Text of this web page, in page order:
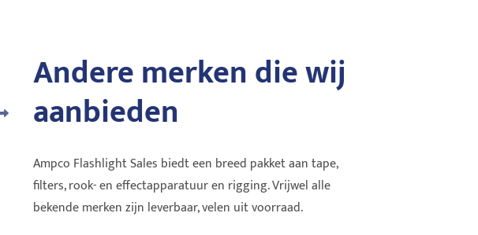
Cameo Light
The new Cameo range is now available for
these lumen beings.
Lees verder
Clear-Com
Lees verder
Andere merken die wij
aanbieden
Ampco Flashlight Sales biedt een breed pakket aan tape,
filters, rook- en effectapparatuur en rigging. Vrijwel alle
bekende merken zijn leverbaar, velen uit voorraad.